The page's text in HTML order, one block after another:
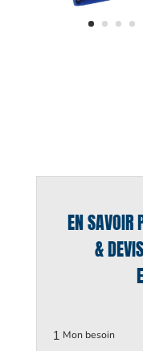
EN SAVOIR
&
1 Mon besoin